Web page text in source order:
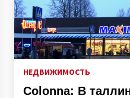
НЕДВИЖИМОСТЬ
Colonna: В